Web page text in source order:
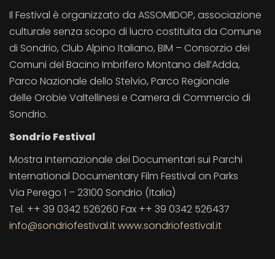
Il Festival è organizzato da ASSOMIDOP, associazione
culturale senza scopo di lucro costituita da Comune
di Sondrio, Club Alpino Italiano, BIM – Consorzio dei
Comuni del Bacino Imbrifero Montano dell’Adda,
Parco Nazionale dello Stelvio, Parco Regionale
delle Orobie Valtellinesi e Camera di Commercio di
Sondrio.
Sondrio Festival
Mostra Internazionale dei Documentari sui Parchi
International Documentary Film Festival on Parks
Via Perego 1 – 23100 Sondrio (Italia)
Tel. ++ 39 0342 526260 Fax ++ 39 0342 526437
info@sondriofestival.itwww.sondriofestival.it